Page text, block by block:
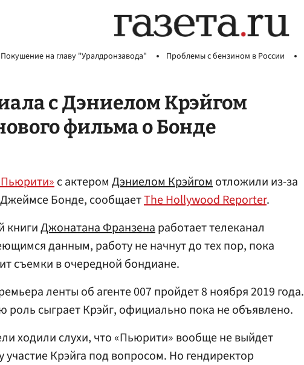
Покушение на главу "Уралдронзавода" Проблемы с бензином в России
с Дэниелом Крэйгом
фильма о Бонде
с актером Дэниелом Крэйгомотложили из-за
Бонде, сообщаетThe Hollywood Reporter.
книгиДжонатана Франзенаработает телеканал
данным, работу не начнут до тех пор, пока
съемки в очередной бондиане.
ленты об агенте 007 пройдет 8 ноября 2019 года.
роль сыграет Крэйг, официально пока не объявлено.
ходили слухи, что «Пьюрити» вообще не выйдет
участие Крэйга под вопросом. Но гендиректор